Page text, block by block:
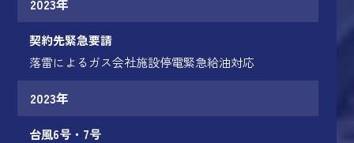
2023年
契約先緊急要請
落雷によるガス会社施設停電緊急給油対応
2023年
台風6号・7号